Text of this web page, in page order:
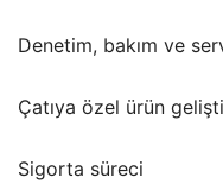
Denetim, bakım ve
Çatıya özel ürün
Sigorta süreci